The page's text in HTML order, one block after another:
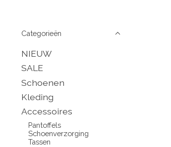
Categorieën
NIEUW
SALE
Schoenen
Kleding
Accessoires
Pantoffels
Schoenverzorging
Tassen